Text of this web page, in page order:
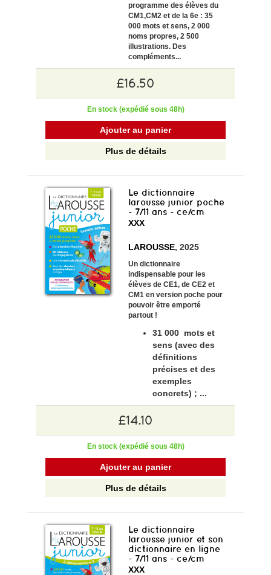
programme des élèves du
CM1,CM2 et de la 6e : 35
000 mots et sens, 2 000
noms propres, 2 500
illustrations. Des
compléments...
£16.50
En stock (expédié sous 48h)
Ajouter au panier
Plus de détails
Le dictionnaire
larousse junior poche
- 7/11 ans - ce/cm
XXX
LAROUSSE, 2025
Un dictionnaire
indispensable pour les
élèves de CE1, de CE2 et
CM1 en version poche pour
pouvoir être emporté
partout !
31 000 mots et
sens (avec des
définitions
précises et des
exemples
concrets) ; ...
£14.10
En stock (expédié sous 48h)
Ajouter au panier
Plus de détails
Le dictionnaire
larousse junior et son
dictionnaire en ligne
- 7/11 ans - ce/cm
XXX